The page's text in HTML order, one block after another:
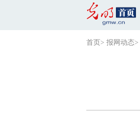
首页 > 报网动态>